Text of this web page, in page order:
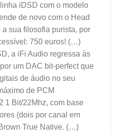
iDSD com o modelo
de novo com o Head
sua filosofia purista, por
750 euros! (…)
a iFi Audio regressa às
um DAC bit-perfect que
de áudio no seu
de PCM
1 Bit/22Mhz, com base
(dois por canal em
True Native. (…)